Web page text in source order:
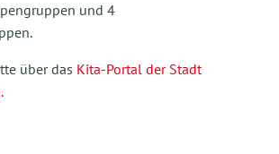
und 4
über das Kita-Portal der Stadt
.